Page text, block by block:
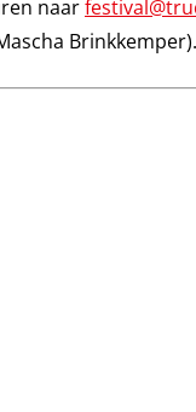
naar
Brinkkemper).